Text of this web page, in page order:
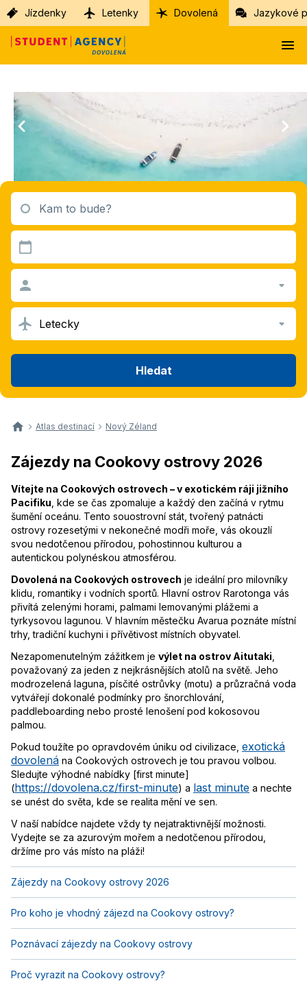
Jízdenky Letenky Dovolená Jazykové
Kam to bude?
Letecky
Hledat
Atlas destinací Nový Zéland
Zájezdy na Cookovy ostrovy 2026
Vítejte na Cookových ostrovech – v exotickém ráji jižního
Pacifiku , kde se čas zpomaluje a každý den začíná v rytmu
šumění oceánu. Tento souostrovní stát, tvořený patnácti
ostrovy rozesetými v nekonečné modři moře, vás okouzlí
svou nedotčenou přírodou, pohostinnou kulturou a
autentickou polynéskou atmosférou.
Dovolená na Cookových ostrovech je ideální pro milovníky
klidu, romantiky i vodních sportů. Hlavní ostrov Rarotonga vás
přivítá zelenými horami, palmami lemovanými plážemi a
tyrkysovou lagunou. V hlavním městečku Avarua poznáte místní
trhy, tradiční kuchyni i přívětivost místních obyvatel.
Nezapomenutelným zážitkem je výlet na ostrov Aitutaki
považovaný za jeden z nejkrásnějších atolů na světě. Jeho
modrozelená laguna, písčité ostrůvky (motu) a průzračná voda
vytvářejí dokonalé podmínky pro šnorchlování,
paddleboarding nebo prosté lenošení pod kokosovou
palmou.
Pokud toužíte po opravdovém úniku od civilizace, exotická
dovolená na Cookových ostrovech je tou pravou volbou.
Sledujte výhodné nabídky [first minute]
(https://dovolena.cz/first-minute) a last minute a nechte
se unést do světa, kde se realita mění ve sen.
V naší nabídce najdete vždy ty nejatraktivnější možnosti.
Vydejte se za azurovým mořem a nedotčenou přírodou,
držíme pro vás místo na pláži!
Zájezdy na Cookovy ostrovy 2026
Pro koho je vhodný zájezd na Cookovy ostrovy?
Poznávací zájezdy na Cookovy ostrovy
Proč vyrazit na Cookovy ostrovy?